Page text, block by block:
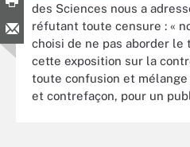
des Sciences nous a
réfutant toute censure : «
choisi de ne pas aborder le
cette exposition sur la
toute confusion et
et contrefaçon, pour un